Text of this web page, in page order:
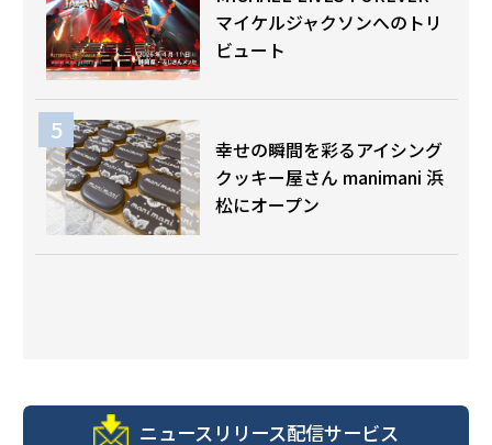
マイケルジャクソンへのトリ
ビュート
幸せの瞬間を彩るアイシング
クッキー屋さん manimani 浜
松にオープン
ニュースリリース配信サービス